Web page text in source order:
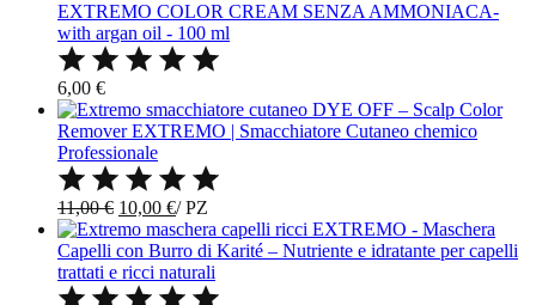
EXTREMO COLOR CREAM SENZA AMMONIACA-
with argan oil - 100 ml
6,00 €
DYE OFF – Scalp Color
Remover EXTREMO | Smacchiatore Cutaneo chemico
Professionale
11,00€ Il
prezzo
originale
era:
11,00 €.
10,00 €Il
prezzo
attuale
è:
10,00 €.
/PZ
EXTREMO - Maschera
Capelli con Burro di Karité – Nutriente e idratante per capelli
trattati e ricci naturali